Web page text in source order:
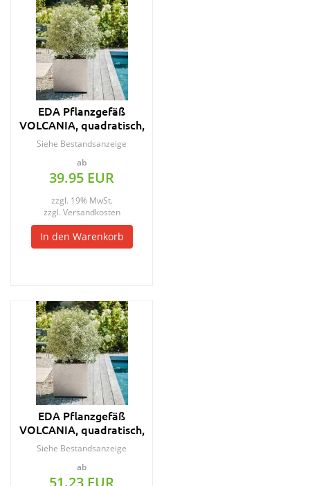
EDA Pflanzgefäß
VOLCANIA, quadratisch,
395 mm, anthrazit
Siehe Bestandsanzeige
ab
39.95 EUR
zzgl. 19% MwSt.
zzgl. Versandkosten
In den Warenkorb
EDA Pflanzgefäß
VOLCANIA, quadratisch,
495 mm, beige
Siehe Bestandsanzeige
ab
51.23 EUR